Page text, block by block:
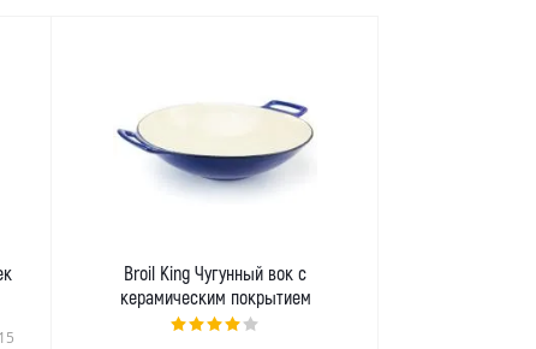
Broil King Чугунный вок с
керамическим покрытием